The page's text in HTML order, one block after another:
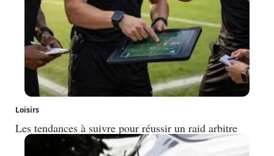
Loisirs
Les tendances à suivre pour réussir un raid arbitre